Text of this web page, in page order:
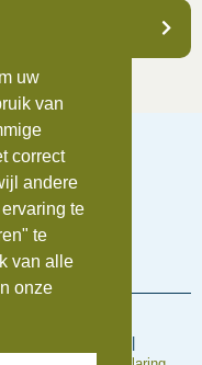
742655
KvK:84734876
uw
van
correct
andere
te
te
van alle
onze